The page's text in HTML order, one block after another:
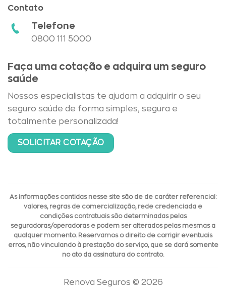
Contato
Telefone
0800 111 5000
Faça uma cotação e adquira um seguro
saúde
Nossos especialistas te ajudam a adquirir o seu
seguro saúde de forma simples, segura e
totalmente personalizada!
SOLICITAR COTAÇÃO
As informações contidas nesse site são de de caráter referencial:
valores, regras de comercialização, rede credenciada e
condições contratuais são determinadas pelas
seguradoras/operadoras e podem ser alterados pelas mesmas a
qualquer momento. Reservamos o direito de corrigir eventuais
erros, não vinculando à prestação do serviço, que se dará somente
no ato da assinatura do contrato.
Renova Seguros © 2026